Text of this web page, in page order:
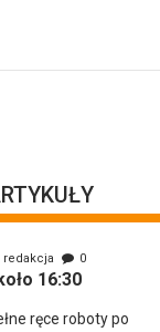
redakcja 0
16:30
ręce roboty po